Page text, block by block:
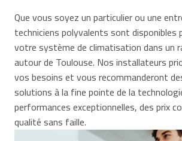
Que vous soyez un particulier ou une
techniciens polyvalents sont disponibles
votre système de climatisation dans un
autour de Toulouse. Nos installateurs
vos besoins et vous recommanderont
solutions à la fine pointe de la
performances exceptionnelles, des prix
qualité sans faille.